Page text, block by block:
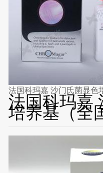
法国科玛嘉 沙门氏菌显色
法国科玛嘉
培养基（全